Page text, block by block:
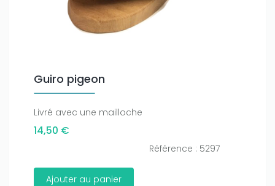
Guiro pigeon
Livré avec une mailloche
14,50 €
Référence : 5297
Ajouter au panier